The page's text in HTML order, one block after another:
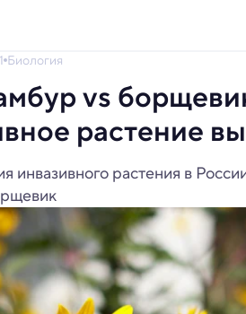
Биология
vs
растение
инвазивного растения в